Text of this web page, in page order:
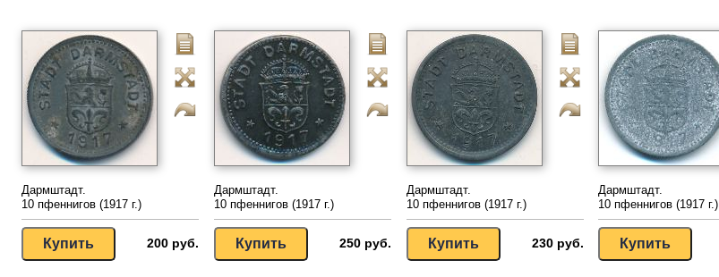
Дармштадт.
10 пфеннигов (1917 г.)
200 руб.
Дармштадт.
10 пфеннигов (1917 г.)
250 руб.
Дармштадт.
10 пфеннигов (1917 г.)
230 руб.
Дармштадт.
10 пфеннигов (1917 г.)